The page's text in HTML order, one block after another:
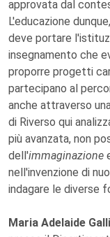
approvata dal
L'educazione
deve portare
insegnamento che
proporre progetti
partecipano al
anche attraverso
di Riverso qui
più avanzata, non
dell'immaginazione
nell'invenzione di
indagare le diverse
Maria Adelaide